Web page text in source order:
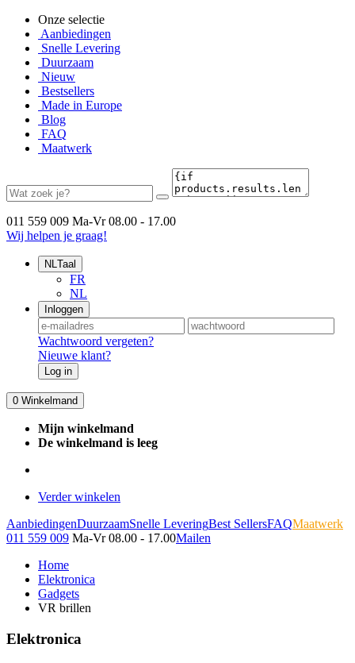
Onze selectie
Aanbiedingen
Snelle Levering
Duurzaam
Nieuw
Bestsellers
Made in Europe
Blog
FAQ
Maatwerk
011 559 009 Ma-Vr 08.00 - 17.00
Wij helpen je graag!
NLTaal
FR
NL
Inloggen
Wachtwoord vergeten?
Nieuwe klant?
Log in
0 Winkelmand
Mijn winkelmand
De winkelmand is leeg
Verder winkelen
AanbiedingenDuurzaamSnelle LeveringBest SellersFAQMaatwerk
011 559 009 Ma-Vr 08.00 - 17.00Mailen
Home
Elektronica
Gadgets
VR brillen
Elektronica